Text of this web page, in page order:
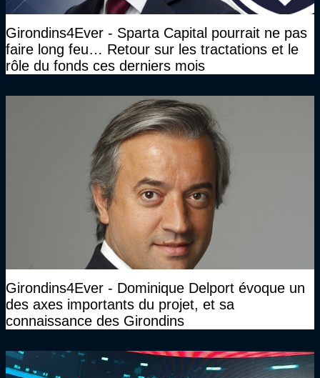
Girondins4Ever - Sparta Capital pourrait ne pas
faire long feu… Retour sur les tractations et le
rôle du fonds ces derniers mois
Girondins4Ever - Dominique Delport évoque un
des axes importants du projet, et sa
connaissance des Girondins